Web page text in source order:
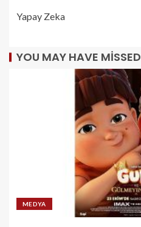
Yapay Zeka
YOU MAY HAVE MISSED
MEDYA